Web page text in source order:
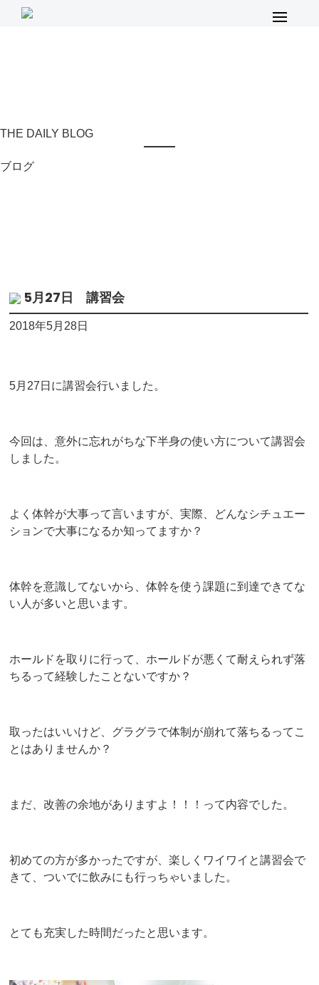
メ
THE DAILY BLOG
ブログ
5月27日 講習会
2018年5月28日
5月27日に講習会行いました。
今回は、意外に忘れがちな下半身の使い方について講習会
しました。
よく体幹が大事って言いますが、実際、どんなシチュエー
ションで大事になるか知ってますか？
体幹を意識してないから、体幹を使う課題に到達できてな
い人が多いと思います。
ホールドを取りに行って、ホールドが悪くて耐えられず落
ちるって経験したことないですか？
取ったはいいけど、グラグラで体制が崩れて落ちるってこ
とはありませんか？
まだ、改善の余地がありますよ！！！って内容でした。
初めての方が多かったですが、楽しくワイワイと講習会で
きて、ついでに飲みにも行っちゃいました。
とても充実した時間だったと思います。